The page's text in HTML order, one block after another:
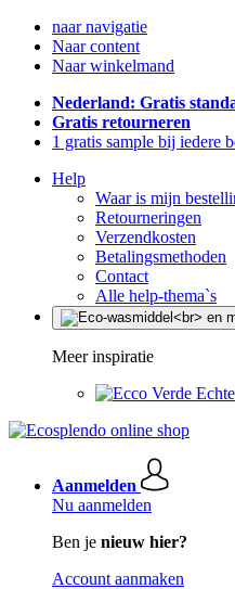
naar navigatie
Naar content
Naar winkelmand
Nederland: Gratis
Gratis retourneren
1 gratis sample bij iedere
Help
Waar is mijn
Retourneringen
Verzendkosten
Betalingsmethoden
Contact
Alle help-thema`s
Meer inspiratie
Aanmelden
Nu aanmelden
Ben je nieuw hier?
Account aanmaken